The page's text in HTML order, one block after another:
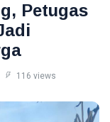
Petugas
116 views